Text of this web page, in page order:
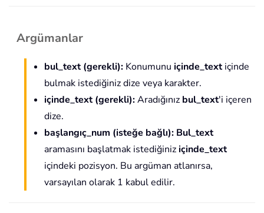
Argümanlar
bul_text (gerekli): Konumunu içinde_textiçinde
bulmak istediğiniz dize veya karakter.
içinde_text (gerekli):Aradığınız bul_text'i içeren
dize.
başlangıç_num (isteğe bağlı): Bul_text
aramasını başlatmak istediğiniz içinde_text
içindeki pozisyon. Bu argüman atlanırsa,
varsayılan olarak 1 kabul edilir.